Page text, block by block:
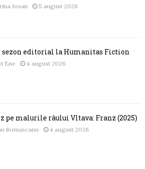
Josan 5 august 2026
sezon editorial la Humanitas Fiction
Ene 4 august 2026
pe malurile râului Vltava: Franz (2025)
Romascanu 4 august 2026